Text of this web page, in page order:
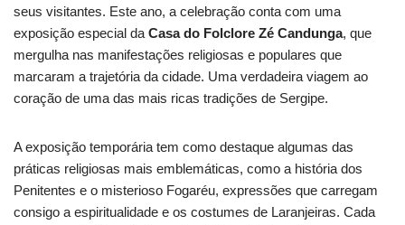
seus visitantes. Este ano, a celebração conta com uma
exposição especial da Casa do Folclore Zé Candunga, que
mergulha nas manifestações religiosas e populares que
marcaram a trajetória da cidade. Uma verdadeira viagem ao
coração de uma das mais ricas tradições de Sergipe.
A exposição temporária tem como destaque algumas das
práticas religiosas mais emblemáticas, como a história dos
Penitentes e o misterioso Fogaréu, expressões que carregam
consigo a espiritualidade e os costumes de Laranjeiras. Cada